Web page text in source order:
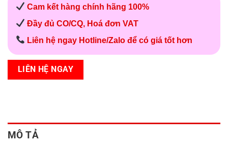
Cam kết hàng chính hãng 100%
Đầy đủ CO/CQ, Hoá đơn VAT
Liên hệ ngay Hotline/Zalo để có giá tốt hơn
LIÊN HỆ NGAY
MÔ TẢ